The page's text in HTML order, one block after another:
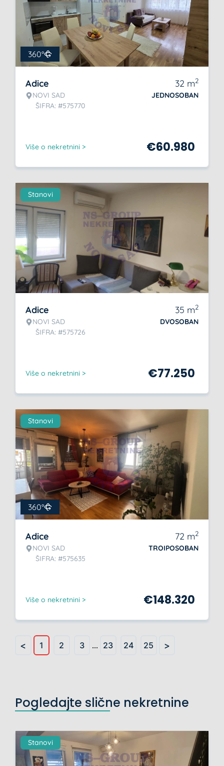
360°
Adice
NOVI SAD
ŠIFRA: #575770
32 m2
JEDNOSOBAN
Više o nekretnini > €60.980
Stanovi
Adice
NOVI SAD
ŠIFRA: #575726
35 m2
DVOSOBAN
Više o nekretnini > €77.250
Stanovi
360°
Adice
NOVI SAD
ŠIFRA: #575635
72 m2
TROIPOSOBAN
Više o nekretnini > €148.320
< 1 2 3 ... 23 24 25 >
Pogledajte slične nekretnine
Stanovi